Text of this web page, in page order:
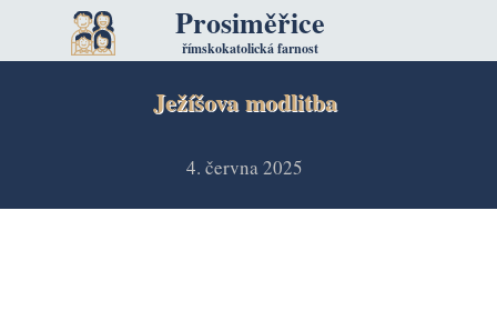
Prosiměřice
římskokatolická farnost
4. června 2025
Ježíšova modlitba